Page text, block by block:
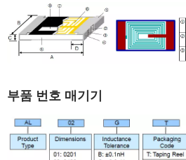
부품 번호 매기기